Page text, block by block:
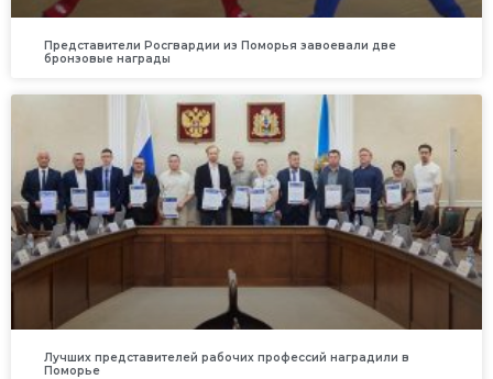
Представители Росгвардии из Поморья завоевали две
бронзовые награды
Лучших представителей рабочих профессий наградили в
Поморье